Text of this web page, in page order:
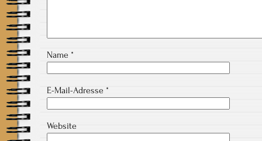
Name *
E-Mail-Adresse *
Website